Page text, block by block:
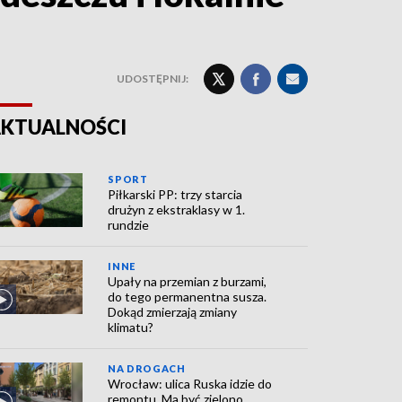
UDOSTĘPNIJ:
SPORT
Piłkarski PP: trzy starcia
drużyn z ekstraklasy w 1.
rundzie
INNE
Upały na przemian z burzami,
do tego permanentna susza.
Dokąd zmierzają zmiany
klimatu?
NA DROGACH
Wrocław: ulica Ruska idzie do
remontu. Ma być zielono,